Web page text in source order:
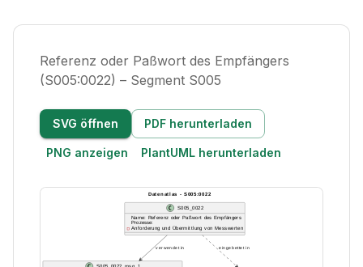
Referenz oder Paßwort des Empfängers
(S005:0022) – Segment S005
SVG öffnen PDF herunterladen
PNG anzeigen PlantUML herunterladen